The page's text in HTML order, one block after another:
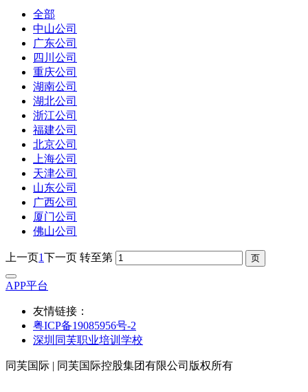
全部
中山公司
广东公司
四川公司
重庆公司
湖南公司
湖北公司
浙江公司
福建公司
北京公司
上海公司
天津公司
山东公司
广西公司
厦门公司
佛山公司
上一页1下一页 转至第
APP平台
友情链接：
粤ICP备19085956号-2
深圳同芙职业培训学校
同芙国际 | 同芙国际控股集团有限公司版权所有